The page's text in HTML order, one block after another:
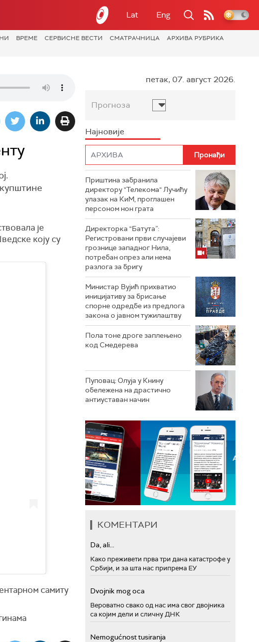
Lat Eng
ВРЕМЕ СЕРВИСНЕ ВЕСТИ СМАТРАЧНИЦА
АРХИВА РУБРИКА
је
коју су
самиту
петак, 07. август 2026.
Прогноза
Најновије
Приштина забранила
директору "Телекома" Лучићу
улазак на КиМ, проглашен
персоном нон грата
Директорка "Батута”:
Регистровани први случајеви
грознице западног Нила,
потребан опрез али нема
разлога за бригу
Министар Вујић прихватио
иницијативу за брисање
спорне одредбе из предлога
закона o јавном тужилаштву
Пола тоне дроге заплењено
код Смедерева
Пуповац: Олуја у Книну
обележена на драстично
антиуставан начин
КОМЕНТАРИ
Da, ali...
Како преживети прва три дана катастрофе у
Србији, и за шта нас припрема ЕУ
Dvojnik mog oca
Вероватно свако од нас има свог двојника
са којим дели и сличну ДНК
Nemogućnost tusiranja